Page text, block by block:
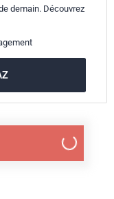
demain. Découvrez